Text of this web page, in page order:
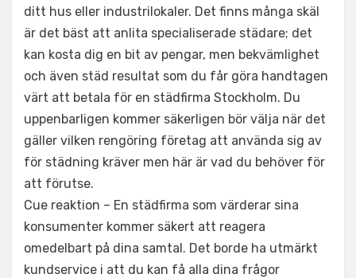
ditt hus eller industrilokaler. Det finns många skäl
är det bäst att anlita specialiserade städare; det
kan kosta dig en bit av pengar, men bekvämlighet
och även städ resultat som du får göra handtagen
värt att betala för en städfirma Stockholm. Du
uppenbarligen kommer säkerligen bör välja när det
gäller vilken rengöring företag att använda sig av
för städning kräver men här är vad du behöver för
att förutse.
Cue reaktion – En städfirma som värderar sina
konsumenter kommer säkert att reagera
omedelbart på dina samtal. Det borde ha utmärkt
kundservice i att du kan få alla dina frågor